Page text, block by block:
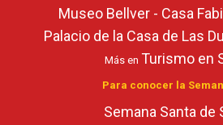
Museo Bellver - Casa
Palacio de la Casa de Las
Más en Turismo en
Para conocer la
Semana Santa de